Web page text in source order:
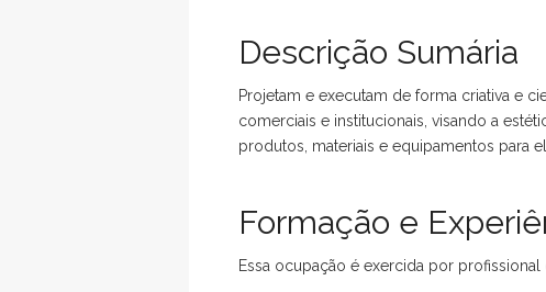
Descrição Sumária
Projetam e executam de forma criativa e
comerciais e institucionais, visando a
produtos, materiais e equipamentos para
Formação e
Essa ocupação é exercida por